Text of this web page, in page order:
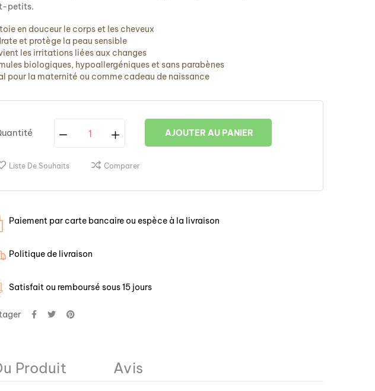
petits.
en douceur le corps et les cheveux
et protège la peau sensible
les irritations liées aux changes
biologiques, hypoallergéniques et sans parabènes
pour la maternité ou comme cadeau de naissance
AJOUTER AU PANIER
Liste De Souhaits Comparer
Paiement par carte bancaire ou espèce à la livraison
Politique de livraison
Satisfait ou remboursé sous 15 jours
Produit Avis